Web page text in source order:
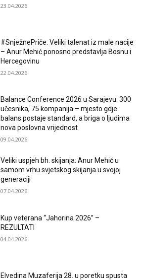
23.04.2026
#SnježnePriče: Veliki talenat iz male nacije
– Anur Mehić ponosno predstavlja Bosnu i
Hercegovinu
22.04.2026
Balance Conference 2026 u Sarajevu: 300
učesnika, 75 kompanija – mjesto gdje
balans postaje standard, a briga o ljudima
nova poslovna vrijednost
09.04.2026
Veliki uspjeh bh. skijanja: Anur Mehić u
samom vrhu svjetskog skijanja u svojoj
generaciji
07.04.2026
Kup veterana “Jahorina 2026” –
REZULTATI
04.04.2026
Elvedina Muzaferija 28. u poretku spusta